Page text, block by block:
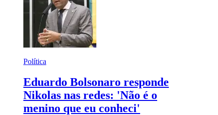
Política
Eduardo Bolsonaro responde
Nikolas nas redes: 'Não é o
menino que eu conheci'